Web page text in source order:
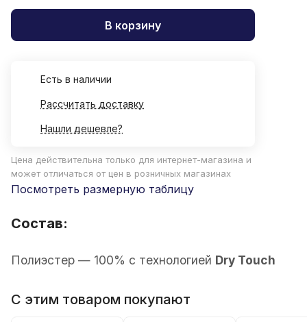
В корзину
Есть в наличии
Рассчитать доставку
Нашли дешевле?
Цена действительна только для интернет-магазина и
может отличаться от цен в розничных магазинах
Посмотреть размерную таблицу
Состав:
Полиэстер — 100% с технологией Dry Touch
С этим товаром покупают